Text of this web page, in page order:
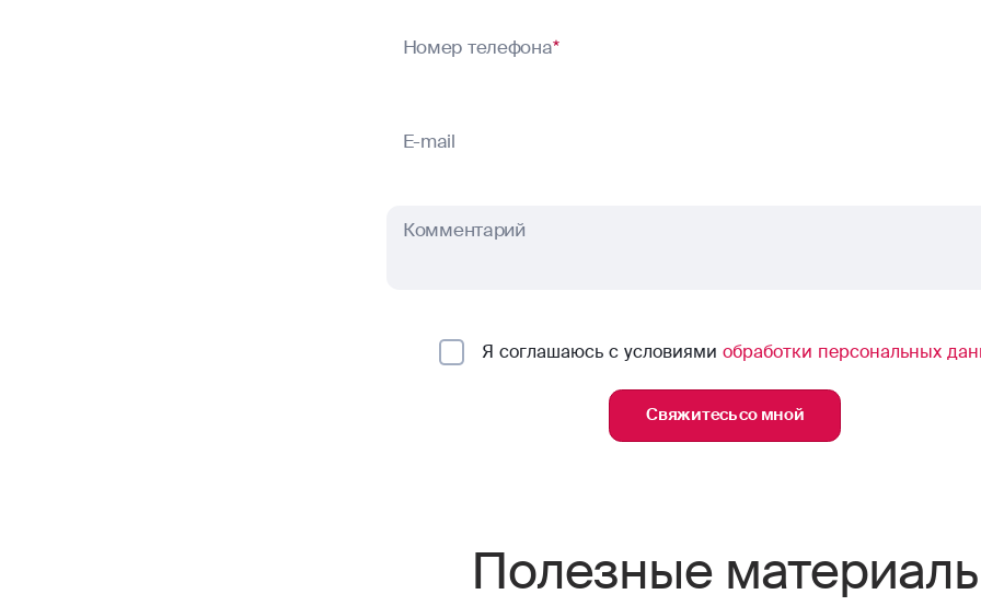
Номер телефона*
E-mail
Комментарий
Я соглашаюсь с условиями обработки персональных
Свяжитесь со мной
Полезные